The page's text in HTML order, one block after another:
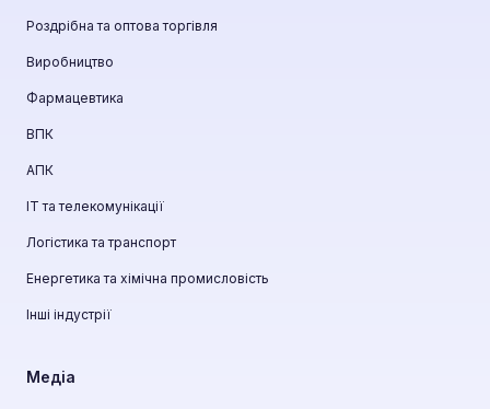
Роздрібна та оптова торгівля
Виробництво
Фармацевтика
ВПК
АПК
ІТ та телекомунікації
Логістика та транспорт
Енергетика та хімічна промисловість
Інші індустрії
Медіа